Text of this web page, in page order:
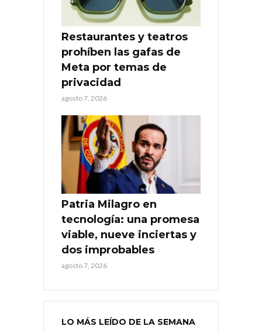
Restaurantes y teatros
prohíben las gafas de
Meta por temas de
privacidad
agosto 7, 2026
Patria Milagro en
tecnología: una promesa
viable, nueve inciertas y
dos improbables
agosto 7, 2026
LO MÁS LEÍDO DE LA SEMANA